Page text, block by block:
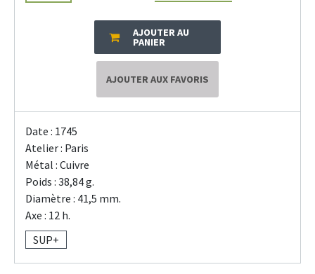
AJOUTER AU
PANIER
AJOUTER AUX FAVORIS
Date : 1745
Atelier : Paris
Métal : Cuivre
Poids : 38,84 g.
Diamètre : 41,5 mm.
Axe : 12 h.
SUP+